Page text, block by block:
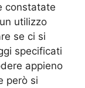
constatate
utilizzo
se ci si
specificati
appieno
però si